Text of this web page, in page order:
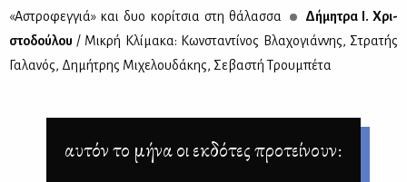
«Αστρο­φεγ­γιά» και δυο κο­ρί­τσια στη θά­λασ­σα
Δή­μη­τρα Ι. Χρι­
στο­δού­λου / Μι­κρή Κλί­μα­κα: Κων­στα­ντί­νος Βλα­χο­γιάν­νης, Στρα­τής
Γα­λα­νός, Δη­μή­τρης Μι­χε­λου­δά­κης, Σε­βα­στή Τρου­μπέ­τα
αυτόν το μήνα οι εκδότες προτείνουν: